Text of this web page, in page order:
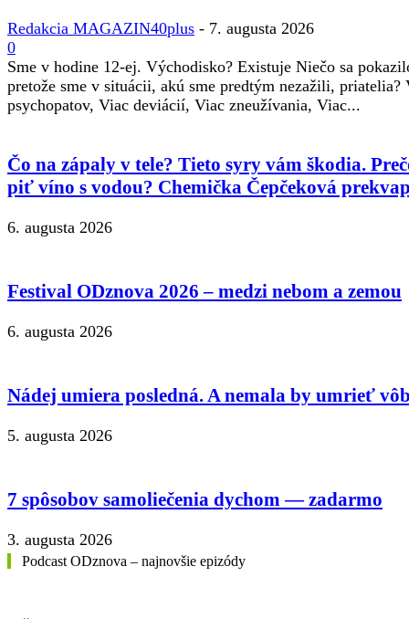
Redakcia MAGAZIN40plus - 7. augusta 2026
0
Sme v hodine 12-ej. Východisko? Existuje Niečo sa
pretože sme v situácii, akú sme predtým nezažili, priatelia?
psychopatov, Viac deviácií, Viac zneužívania, Viac...
Čo na zápaly v tele? Tieto syry vám škodia.
piť víno s vodou? Chemička Čepčeková
6. augusta 2026
Festival ODznova 2026 – medzi nebom a zemou
6. augusta 2026
Nádej umiera posledná. A nemala by umrieť
5. augusta 2026
7 spôsobov samoliečenia dychom — zadarmo
3. augusta 2026
Podcast ODznova – najnovšie epizódy